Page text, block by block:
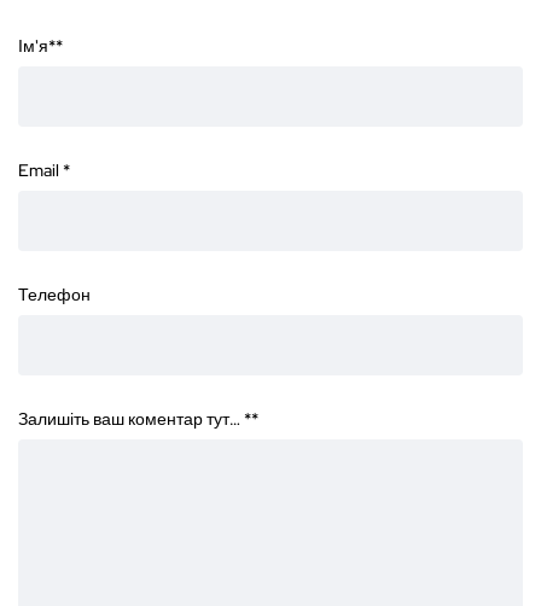
Ім'я**
Email *
Телефон
Залишіть ваш коментар тут… **